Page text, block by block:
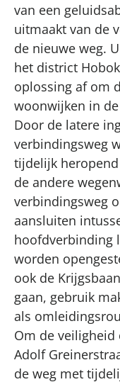
van een
uitmaakt van de
de nieuwe weg.
het district
oplossing af om
woonwijken in
Door de latere
verbindingsweg
tijdelijk heropend
de andere
verbindingsweg
aansluiten
hoofdverbinding
worden
ook de
gaan, gebruik
als
Om de
Adolf
de weg met